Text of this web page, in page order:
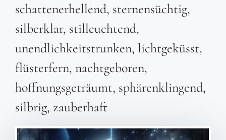
schattenerhellend, sternensüchtig,
silberklar, stilleuchtend,
unendlichkeitstrunken, lichtgeküsst,
flüsterfern, nachtgeboren,
hoffnungsgeträumt, sphärenklingend,
silbrig, zauberhaft